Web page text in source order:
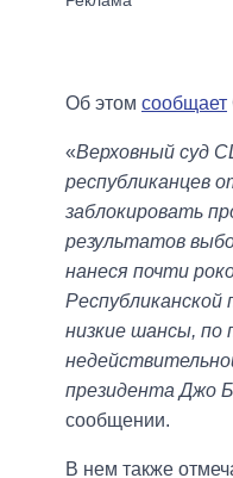
Об этом сообщает
«Верховный суд
республиканцев
заблокировать
результатов
нанеся почти
низкие шансы, по
президента Джо
сообщении.
В нем также